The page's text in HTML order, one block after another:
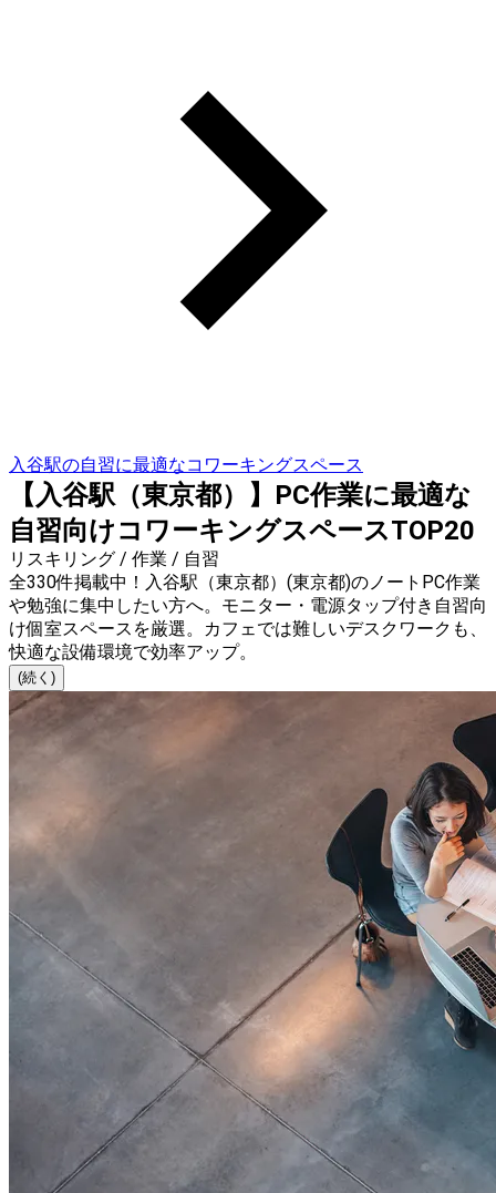
入谷駅の自習に最適なコワーキングスペース
【入谷駅（東京都）】PC作業に最適な
自習向けコワーキングスペースTOP20
リスキリング / 作業 / 自習
全330件掲載中！入谷駅（東京都）(東京都)のノートPC作業
や勉強に集中したい方へ。モニター・電源タップ付き自習向
け個室スペースを厳選。カフェでは難しいデスクワークも、
快適な設備環境で効率アップ。
(続く)